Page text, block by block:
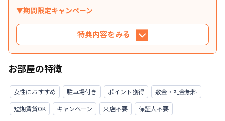
▼期間限定キャンペーン
特典内容をみる
特典内容
介いたします。※条件に合致しない場合、別途御
見積書にてご提示いたします。
お部屋の特徴
女性におすすめ 駐車場付き ポイント獲得
敷金・礼金無料
短期賃貸OK
キャンペーン 来店不要 保証人不要